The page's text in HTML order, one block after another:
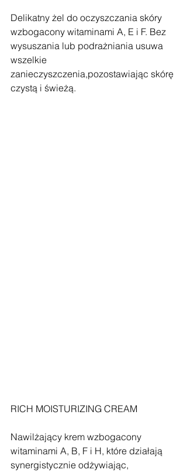
Delikatny żel do oczyszczania skóry
wzbogacony witaminami A, E i F. Bez
wysuszania lub podrażniania usuwa
wszelkie
zanieczyszczenia,pozostawiając skórę
czystą i świeżą.
RICH MOISTURIZING CREAM
Nawilżający krem wzbogacony
witaminami A, B, F i H, które działają
synergistycznie odżywiając,